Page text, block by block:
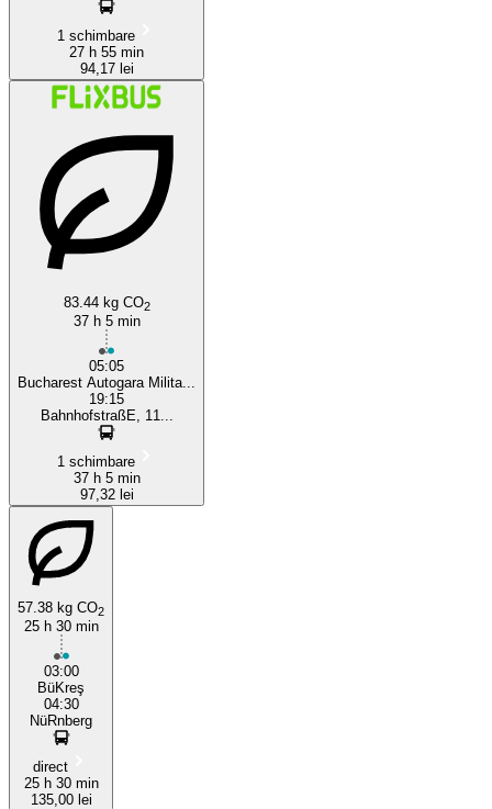
1 schimbare
27 h 55 min
94,17 lei
83.44 kg CO2
37 h 5 min
05:05
Bucharest Autogara Milita...
19:15
BahnhofstraßE, 11...
1 schimbare
37 h 5 min
97,32 lei
57.38 kg CO2
25 h 30 min
03:00
BüKreş
04:30
NüRnberg
direct
25 h 30 min
135,00 lei